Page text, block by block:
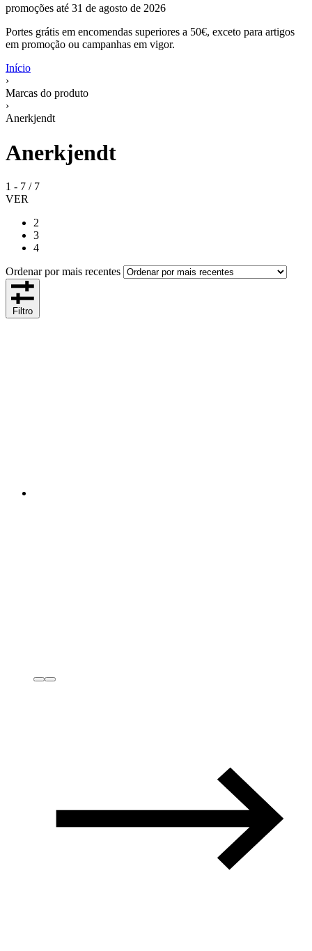
promoções até 31 de agosto de 2026
Portes grátis em encomendas superiores a 50€, exceto para artigos
em promoção ou campanhas em vigor.
Início
›
Marcas do produto
›
Anerkjendt
Anerkjendt
1 - 7 / 7
VER
2
3
4
Ordenar por mais recentes
Filtro